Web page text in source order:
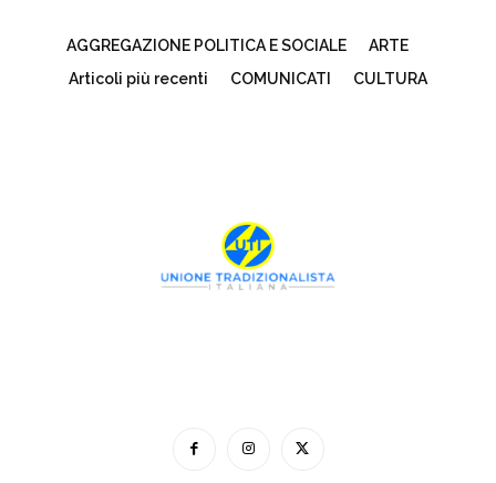
AGGREGAZIONE POLITICA E SOCIALE
ARTE
Articoli più recenti
COMUNICATI CULTURA